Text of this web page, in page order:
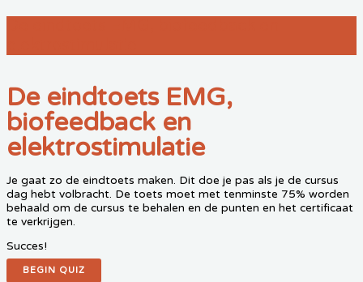
De eindtoets EMG,
biofeedback en
elektrostimulatie
Je gaat zo de eindtoets maken. Dit doe je pas als je de cursus
dag hebt volbracht. De toets moet met tenminste 75% worden
behaald om de cursus te behalen en de punten en het certificaat
te verkrijgen.
Succes!